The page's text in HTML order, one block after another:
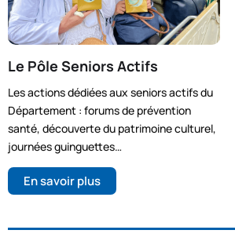
Le Pôle Seniors Actifs
Les actions dédiées aux seniors actifs du
Département : forums de prévention
santé, découverte du patrimoine culturel,
journées guinguettes…
En savoir plus